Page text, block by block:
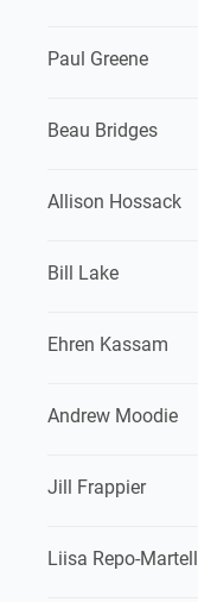
Paul Greene
Beau Bridges
Allison Hossack
Bill Lake
Ehren Kassam
Andrew Moodie
Jill Frappier
Liisa Repo-Martell